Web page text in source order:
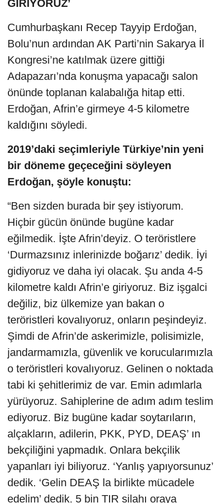
GİRİYORUZ’
Cumhurbaşkanı Recep Tayyip Erdoğan,
Bolu’nun ardından AK Parti’nin Sakarya İl
Kongresi’ne katılmak üzere gittiği
Adapazarı’nda konuşma yapacağı salon
önünde toplanan kalabalığa hitap etti.
Erdoğan, Afrin’e girmeye 4-5 kilometre
kaldığını söyledi.
2019’daki seçimleriyle Türkiye’nin yeni
bir döneme geçeceğini söyleyen
Erdoğan, şöyle konuştu:
“Ben sizden burada bir şey istiyorum.
Hiçbir gücün önünde bugüne kadar
eğilmedik. İşte Afrin’deyiz. O teröristlere
‘Durmazsınız inlerinizde boğarız’ dedik. İyi
gidiyoruz ve daha iyi olacak. Şu anda 4-5
kilometre kaldı Afrin’e giriyoruz. Biz işgalci
değiliz, biz ülkemize yan bakan o
teröristleri kovalıyoruz, onların peşindeyiz.
Şimdi de Afrin’de askerimizle, polisimizle,
jandarmamızla, güvenlik ve korucularımızla
o teröristleri kovalıyoruz. Gelinen o noktada
tabi ki şehitlerimiz de var. Emin adımlarla
yürüyoruz. Sahiplerine de adım adım teslim
ediyoruz. Biz bugüne kadar soytarıların,
alçakların, adilerin, PKK, PYD, DEAŞ’ ın
bekçiliğini yapmadık. Onlara bekçilik
yapanları iyi biliyoruz. ‘Yanlış yapıyorsunuz’
dedik. ‘Gelin DEAŞ la birlikte mücadele
edelim’ dedik. 5 bin TIR silahı oraya